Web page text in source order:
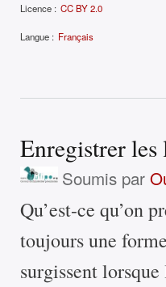
Licence : CC BY 2.0
Langue : Français
Enregistrer les
Soumis par
Qu’est-ce qu’on
toujours une
surgissent